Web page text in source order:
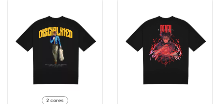
2 cores